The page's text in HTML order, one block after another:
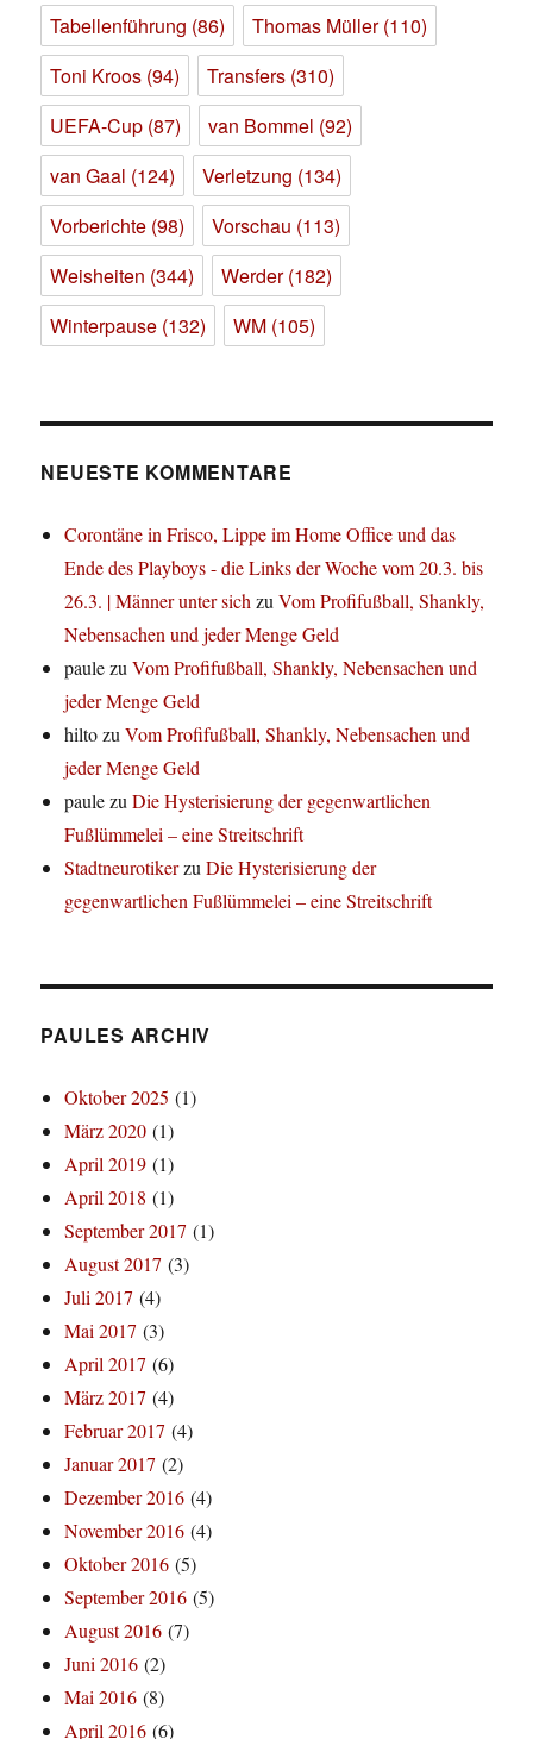
Tabellenführung (86) Thomas Müller(110)
Toni Kroos (94) Transfers (310)
UEFA-Cup (87) van Bommel (92)
van Gaal (124) Verletzung (134)
Vorberichte (98) Vorschau (113)
Weisheiten (344) Werder(182)
Winterpause (132) WM (105)
NEUESTE KOMMENTARE
Corontäne in Frisco, Lippe im Home Office und das
Ende des Playboys - die Links der Woche vom 20.3. bis
26.3. | Männer unter sichzuVom Profifußball, Shankly,
Nebensachen und jeder Menge Geld
paulezuVom Profifußball, Shankly, Nebensachen und
jeder Menge Geld
hiltozuVom Profifußball, Shankly, Nebensachen und
jeder Menge Geld
paulezuDie Hysterisierung der gegenwartlichen
Fußlümmelei – eine Streitschrift
StadtneurotikerzuDie Hysterisierung der
gegenwartlichen Fußlümmelei – eine Streitschrift
PAULES ARCHIV
Oktober 2025 (1)
März 2020 (1)
April 2019 (1)
April 2018 (1)
September 2017 (1)
August 2017 (3)
Juli 2017 (4)
Mai 2017 (3)
April 2017 (6)
März 2017 (4)
Februar 2017 (4)
Januar 2017 (2)
Dezember 2016 (4)
November 2016 (4)
Oktober 2016 (5)
September 2016 (5)
August 2016 (7)
Juni 2016 (2)
Mai 2016 (8)
April 2016 (6)